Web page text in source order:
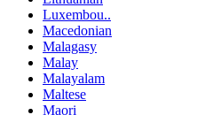
Luxembou..
Macedonian
Malagasy
Malay
Malayalam
Maltese
Maori